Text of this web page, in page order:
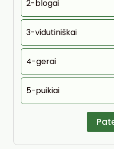
2-blogai
3-vidutiniškai
4-gerai
5-puikiai